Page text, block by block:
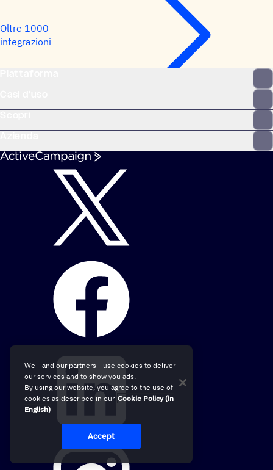
Oltre 1000
integrazioni
We - and our partners - use cookies to deliver
our services and to show you ads.
By using our website, you agree to the use of
cookies as described in our Cookie Policy (in
English)
Accept